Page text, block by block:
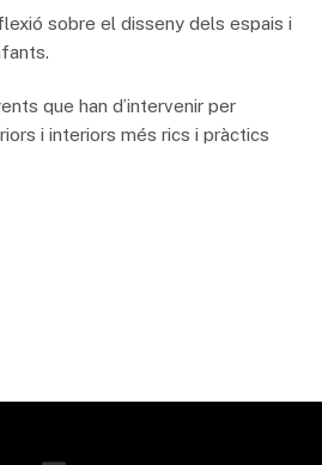
sobre el disseny dels espais i
que han d’intervenir per
i interiors més rics i pràctics